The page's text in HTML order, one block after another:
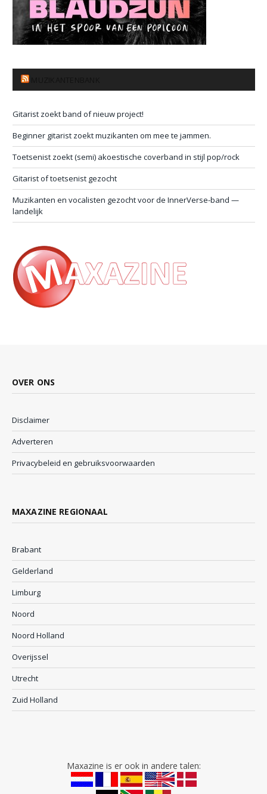
Gitarist zoekt band of nieuw project!
Beginner gitarist zoekt muzikanten om mee te jammen.
Toetsenist zoekt (semi) akoestische coverband in stijl pop/rock
Gitarist of toetsenist gezocht
Muzikanten en vocalisten gezocht voor de InnerVerse-band —
landelijk
OVER ONS
Disclaimer
Adverteren
Privacybeleid en gebruiksvoorwaarden
MAXAZINE REGIONAAL
Brabant
Gelderland
Limburg
Noord
Noord Holland
Overijssel
Utrecht
Zuid Holland
Maxazine is er ook in andere talen: